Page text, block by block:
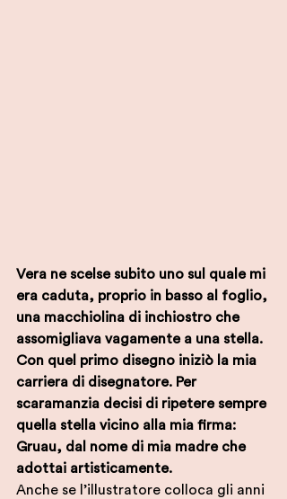
Vera ne scelse subito uno sul quale mi
era caduta, proprio in basso al foglio,
una macchiolina di inchiostro che
assomigliava vagamente a una stella.
Con quel primo disegno iniziò la mia
carriera di disegnatore. Per
scaramanzia decisi di ripetere sempre
quella stella vicino alla mia firma:
Gruau, dal nome di mia madre che
adottai artisticamente.
Anche se l’illustratore colloca gli anni